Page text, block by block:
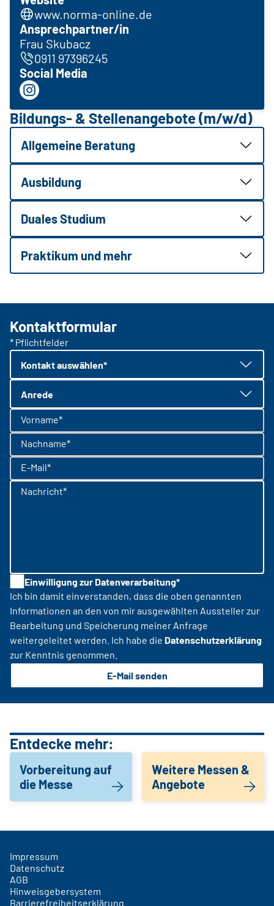
www.norma-online.de
Ansprechpartner/in
Frau Skubacz
0911 97396245
Social Media
Bildungs- & Stellenangebote (m/w/d)
Allgemeine Beratung
Ausbildung
Duales Studium
Praktikum und mehr
Kontaktformular
* Pflichtfelder
Kontakt auswählen*
Anrede
Vorname*
Nachname*
E-Mail*
Nachricht*
Einwilligung zur Datenverarbeitung*
Ich bin damit einverstanden, dass die oben genannten
Informationen an den von mir ausgewählten Aussteller zur
Bearbeitung und Speicherung meiner Anfrage
weitergeleitet werden. Ich habe die Datenschutzerklärung
zur Kenntnis genommen.
E-Mail senden
Entdecke mehr:
Vorbereitung auf
die Messe
Weitere Messen &
Angebote
Impressum
Datenschutz
AGB
Hinweisgebersystem
Barrierefreiheitserklärung